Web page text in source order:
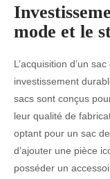
mode et le
L’acquisition d’un
investissement
sacs sont conçus
leur qualité de
optant pour un sac
d’ajouter une pièce
posséder un